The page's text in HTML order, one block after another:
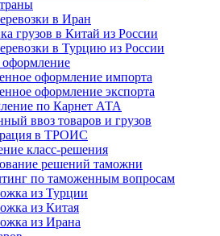
в Иран
грузов в Китай из России
в Турцию из России
оформление импорта
оформление экспорта
по Карнет АТА
ввоз товаров и грузов
в ТРОИС
класс-решения
решений таможни
по таможенным вопросам
из Турции
из Китая
из Ирана